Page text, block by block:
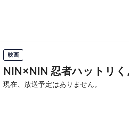
映画
NIN×NIN 忍者ハットリく
現在、放送予定はありません。